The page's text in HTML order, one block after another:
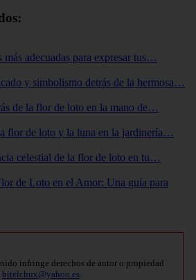
más adecuadas para expresar tus…
y simbolismo detrás de la hermosa…
de la flor de loto en la mano de…
flor de loto y la luna en la jardinería…
celestial de la flor de loto en tu…
de Loto en el Amor: Una guía para
infringe derechos de autor o propiedad
bitelchux@yahoo.es.